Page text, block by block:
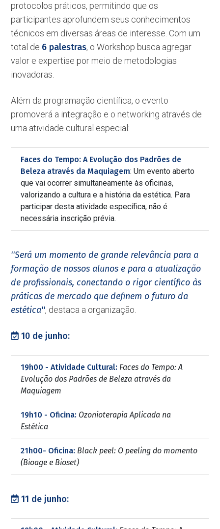
protocolos práticos, permitindo que os
participantes aprofundem seus conhecimentos
técnicos em diversas áreas de interesse. Com um
total de 6 palestras, o Workshop busca agregar
valor e expertise por meio de metodologias
inovadoras.
Além da programação científica, o evento
promoverá a integração e o networking através de
uma atividade cultural especial:
Faces do Tempo: A Evolução dos Padrões de
Beleza através da Maquiagem: Um evento aberto
que vai ocorrer simultaneamente às oficinas,
valorizando a cultura e a história da estética. Para
participar desta atividade específica, não é
necessária inscrição prévia.
''Será um momento de grande relevância para a
formação de nossos alunos e para a atualização
de profissionais, conectando o rigor científico às
práticas de mercado que definem o futuro da
estética'', destaca a organização.
10 de junho:
19h00 - Atividade Cultural: Faces do Tempo: A
Evolução dos Padrões de Beleza através da
Maquiagem
19h10 - Oficina: Ozonioterapia Aplicada na
Estética
21h00- Oficina: Black peel: O peeling do momento
(Bioage e Bioset)
11 de junho: